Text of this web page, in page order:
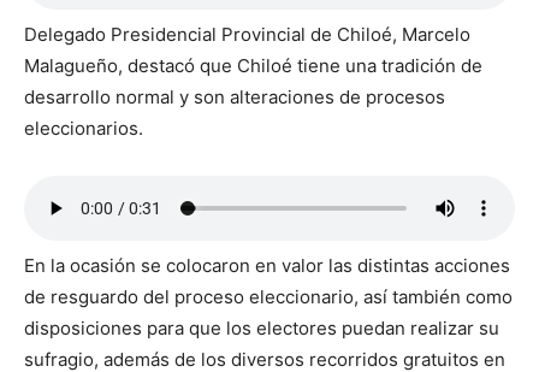
Delegado Presidencial Provincial de Chiloé, Marcelo
Malagueño, destacó que Chiloé tiene una tradición de
desarrollo normal y son alteraciones de procesos
eleccionarios.
En la ocasión se colocaron en valor las distintas acciones
de resguardo del proceso eleccionario, así también como
disposiciones para que los electores puedan realizar su
sufragio, además de los diversos recorridos gratuitos en